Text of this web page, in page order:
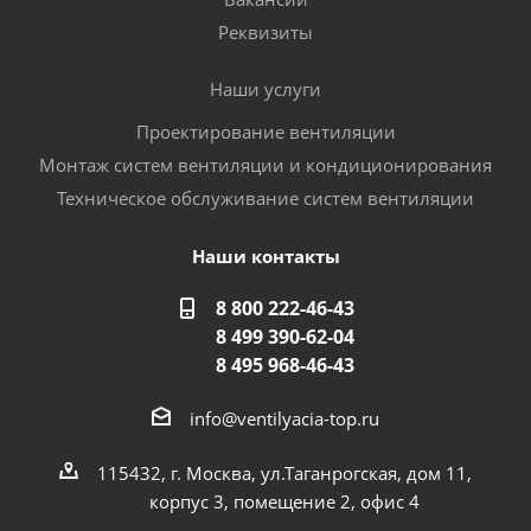
Реквизиты
Наши услуги
Проектирование вентиляции
Монтаж систем вентиляции и кондиционирования
Техническое обслуживание систем вентиляции
Наши контакты
8 800 222-46-43
8 499 390-62-04
8 495 968-46-43
info@ventilyacia-top.ru
115432, г. Москва, ул.Таганрогская, дом 11,
корпус 3, помещение 2, офис 4